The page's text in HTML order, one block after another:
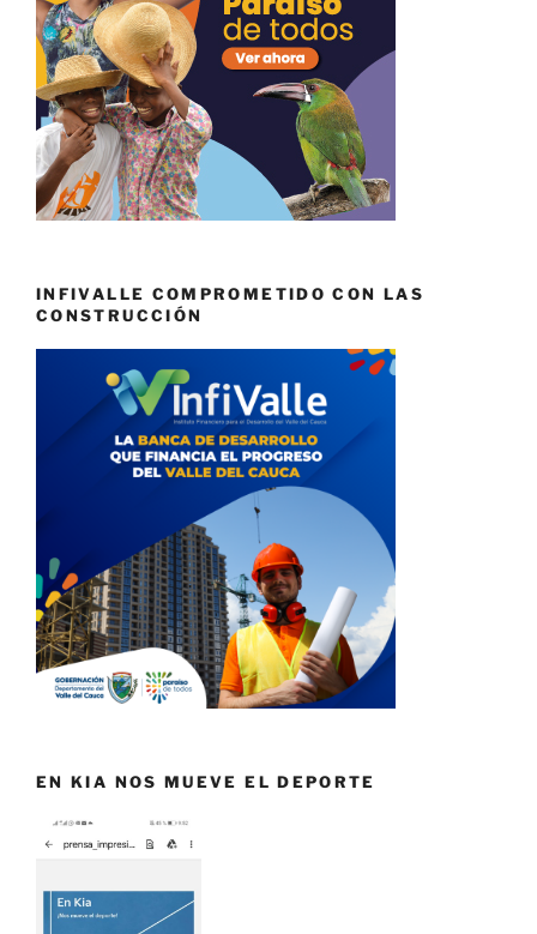
INFIVALLE COMPROMETIDO CON LAS
CONSTRUCCIÓN
EN KIA NOS MUEVE EL DEPORTE